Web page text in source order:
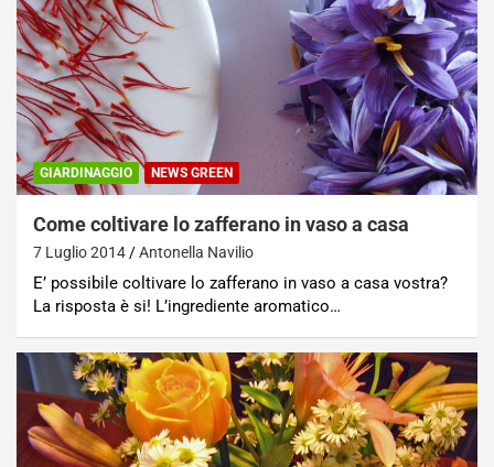
GIARDINAGGIO NEWS GREEN
Come coltivare lo zafferano in vaso a casa
7 Luglio 2014 Antonella Navilio
E’ possibile coltivare lo zafferano in vaso a casa vostra?
La risposta è si! L’ingrediente aromatico…